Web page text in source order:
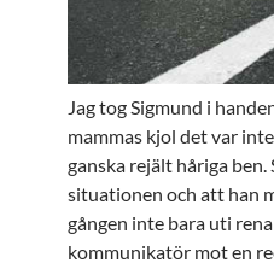
Jag tog Sigmund i
mammas kjol det var
ganska rejält håriga
situationen och att han
gången inte bara uti
kommunikatör mot en